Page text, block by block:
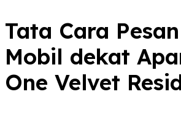
Tata Cara
Mobil dekat
One Velvet